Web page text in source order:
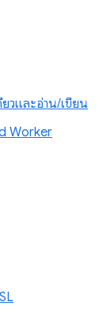
วและอ่าน/เขียน
Worker